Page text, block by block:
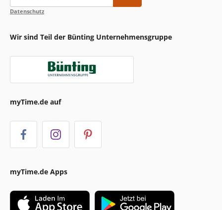
Datenschutz
Wir sind Teil der Bünting Unternehmensgruppe
myTime.de auf
myTime.de Apps